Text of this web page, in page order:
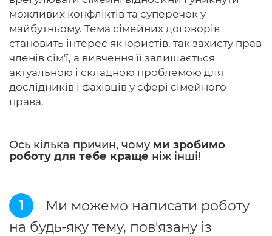
можливих конфліктів та суперечок у
майбутньому. Тема сімейних договорів
становить інтерес як юристів, так захисту прав
членів сім'ї, а вивчення її залишається
актуальною і складною проблемою для
дослідників і фахівців у сфері сімейного
права.
Ось кілька причин, чому ми зробимо
роботу для тебе краще ніж інші!
1
Ми можемо написати роботу
на будь-яку тему, пов'язану із